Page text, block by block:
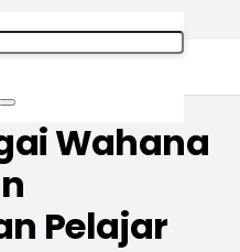
PKK IPM
Wahana
Pelajar